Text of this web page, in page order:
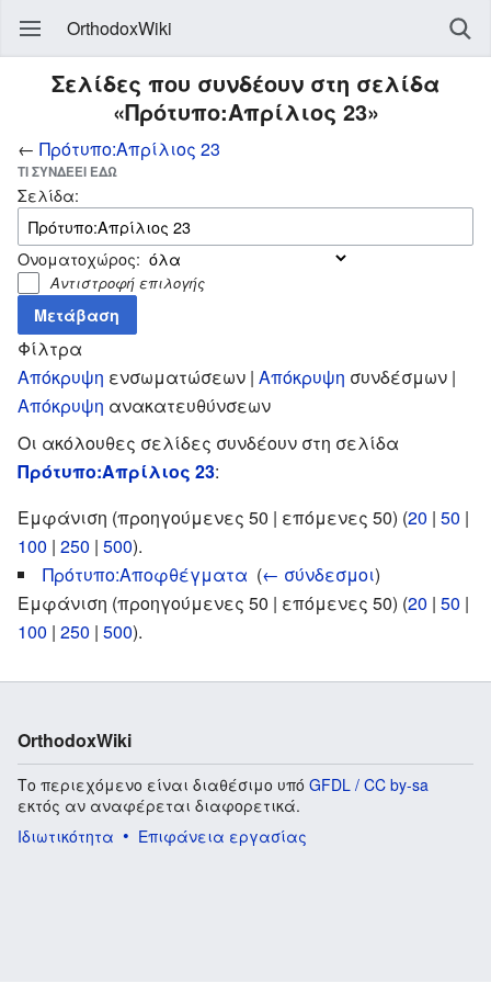
OrthodoxWiki
Σελίδες που συνδέουν στη σελίδα
«Πρότυπο:Απρίλιος 23»
← Πρότυπο:Απρίλιος 23
ΤΙ ΣΥΝΔΈΕΙ ΕΔΏ
Σελίδα:
Ονοματοχώρος:
Αντιστροφή επιλογής
Φίλτρα
Απόκρυψη ενσωματώσεων | Απόκρυψη συνδέσμων |
Απόκρυψη ανακατευθύνσεων
Οι ακόλουθες σελίδες συνδέουν στη σελίδα
Πρότυπο:Απρίλιος 23:
Εμφάνιση (προηγούμενες 50 | επόμενες 50) (20 | 50 |
100 | 250 | 500).
Πρότυπο:Αποφθέγματα (← σύνδεσμοι)
Εμφάνιση (προηγούμενες 50 | επόμενες 50) (20 | 50 |
100 | 250 | 500).
OrthodoxWiki
Το περιεχόμενο είναι διαθέσιμο υπό GFDL / CC by-sa
εκτός αν αναφέρεται διαφορετικά.
Ιδιωτικότητα
Επιφάνεια εργασίας